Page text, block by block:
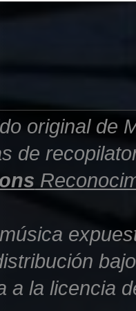
original de
de
a la licencia